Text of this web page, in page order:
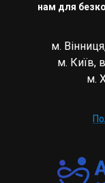
нам для
м.
м. Київ,
м.